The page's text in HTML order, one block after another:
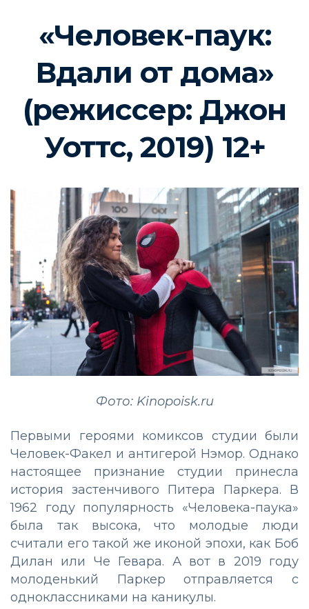
«Человек-паук:
Вдали от дома»
(режиссер: Джон
Уоттс, 2019) 12+
Фото: Kinopoisk.ru
Первыми героями комиксов студии были
Человек-Факел и антигерой Нэмор. Однако
настоящее признание студии принесла
история застенчивого Питера Паркера. В
1962 году популярность «Человека-паука»
была так высока, что молодые люди
считали его такой же иконой эпохи, как Боб
Дилан или Че Гевара. А вот в 2019 году
молоденький Паркер отправляется с
одноклассниками на каникулы.